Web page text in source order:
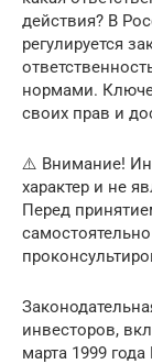
действия? В
регулируется
нормами.
своих прав и
⚠️ Внимание!
характер и не
Перед
инвесторов,
марта 1999